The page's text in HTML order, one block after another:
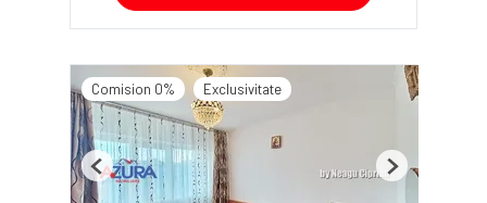
Comision 0% Exclusivitate
Previous Next